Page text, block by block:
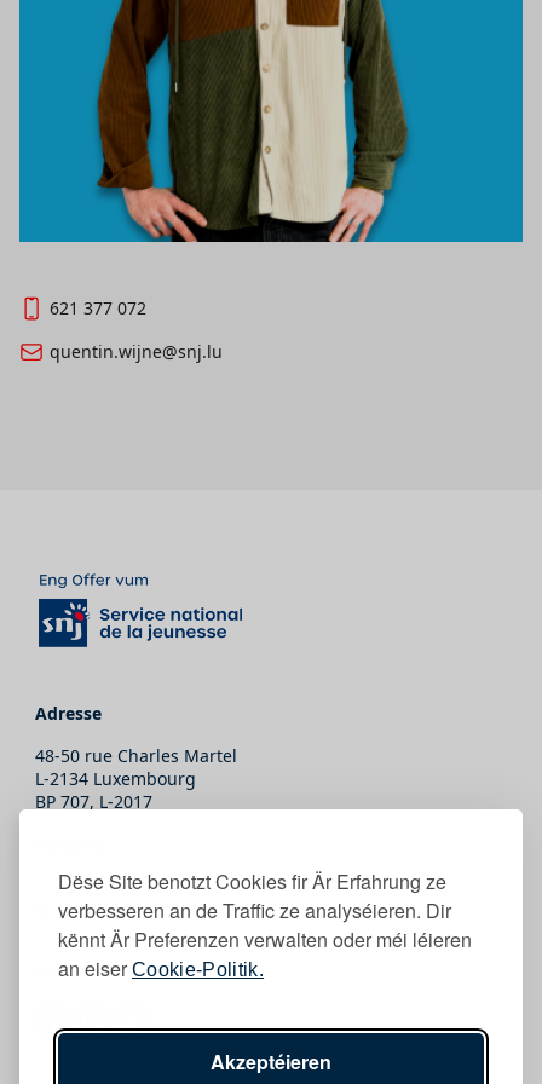
Dëse Site benotzt Cookies fir Är Erfahrung ze
verbesseren an de Traffic ze analyséieren. Dir
kënnt Är Preferenzen verwalten oder méi léieren
an eiser Cookie-Politik.
Akzeptéieren
621 377 072
quentin.wijne@snj.lu
Adresse
48-50 rue Charles Martel
L-2134 Luxembourg
BP 707, L-2017
(+352) 247-86465
secretariat@snj.lu
Follow eis